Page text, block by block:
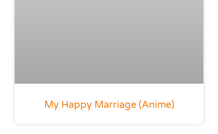
My Happy Marriage (anime)